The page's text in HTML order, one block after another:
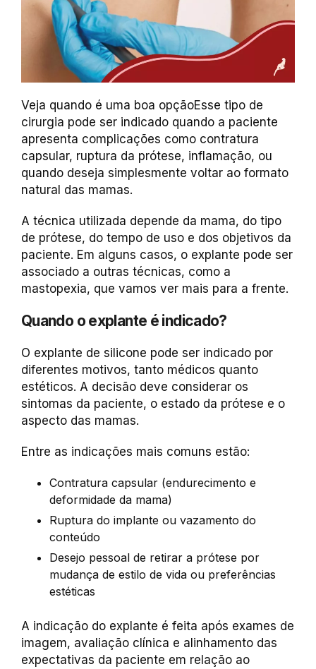
Veja quando é uma boa opçãoEsse tipo de
cirurgia pode ser indicado quando a paciente
apresenta complicações como contratura
capsular, ruptura da prótese, inflamação, ou
quando deseja simplesmente voltar ao formato
natural das mamas.
A técnica utilizada depende da mama, do tipo
de prótese, do tempo de uso e dos objetivos da
paciente. Em alguns casos, o explante pode ser
associado a outras técnicas, como a
mastopexia, que vamos ver mais para a frente.
Quando o explante é indicado?
O explante de silicone pode ser indicado por
diferentes motivos, tanto médicos quanto
estéticos. A decisão deve considerar os
sintomas da paciente, o estado da prótese e o
aspecto das mamas.
Entre as indicações mais comuns estão:
Contratura capsular (endurecimento e
deformidade da mama)
Ruptura do implante ou vazamento do
conteúdo
Desejo pessoal de retirar a prótese por
mudança de estilo de vida ou preferências
estéticas
A indicação do explante é feita após exames de
imagem, avaliação clínica e alinhamento das
expectativas da paciente em relação ao